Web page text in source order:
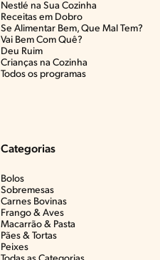
Nestlé na Sua Cozinha
Receitas em Dobro
Se Alimentar Bem, Que Mal Tem?​
Vai Bem Com Quê?​
Deu Ruim​
Crianças na Cozinha​
Todos os programas
Categorias
Bolos
Sobremesas
Carnes Bovinas​
Frango & Aves​
Macarrão & Pasta​
Pães & Tortas​
Peixes